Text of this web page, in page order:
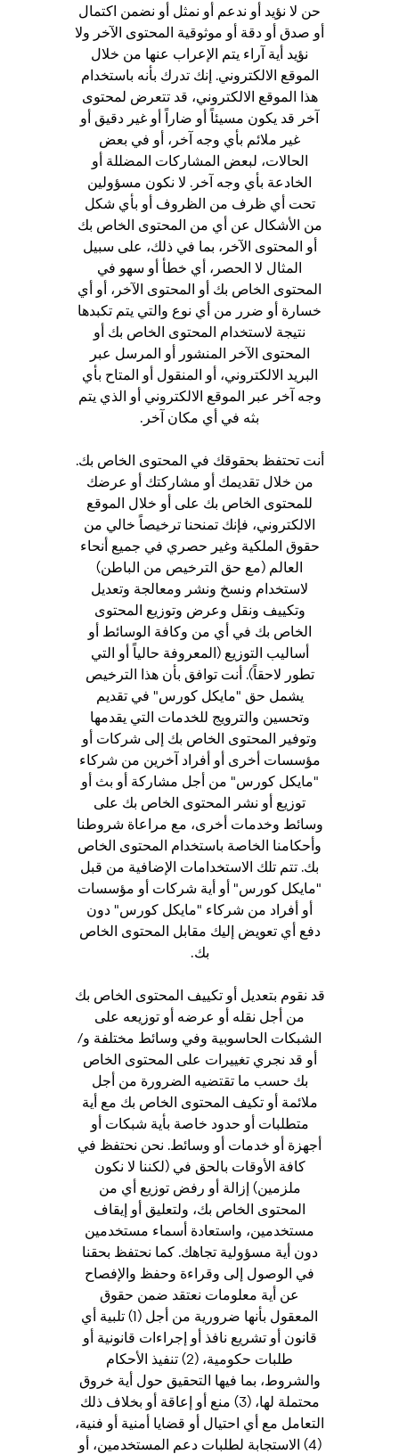
حن لا نؤيد أو ندعم أو نمثل أو نضمن اكتمال
أو صدق أو دقة أو موثوقية المحتوى الآخر ولا
نؤيد أية آراء يتم الإعراب عنها من خلال
الموقع الالكتروني. إنك تدرك بأنه باستخدام
هذا الموقع الالكتروني، قد تتعرض لمحتوى
آخر قد يكون مسيئاً أو ضاراً أو غير دقيق أو
غير ملائم بأي وجه آخر، أو في بعض
الحالات، لبعض المشاركات المضللة أو
الخادعة بأي وجه آخر. لا نكون مسؤولين
تحت أي ظرف من الظروف أو بأي شكل
من الأشكال عن أي من المحتوى الخاص بك
أو المحتوى الآخر، بما في ذلك، على سبيل
المثال لا الحصر، أي خطأ أو سهو في
المحتوى الخاص بك أو المحتوى الآخر، أو أي
خسارة أو ضرر من أي نوع والتي يتم تكبدها
نتيجة لاستخدام المحتوى الخاص بك أو
المحتوى الآخر المنشور أو المرسل عبر
البريد الالكتروني، أو المنقول أو المتاح بأي
وجه آخر عبر الموقع الالكتروني أو الذي يتم
بثه في أي مكان آخر.
أنت تحتفظ بحقوقك في المحتوى الخاص بك.
من خلال تقديمك أو مشاركتك أو عرضك
للمحتوى الخاص بك على أو خلال الموقع
الالكتروني، فإنك تمنحنا ترخيصاً خالي من
حقوق الملكية وغير حصري في جميع أنحاء
العالم (مع حق الترخيص من الباطن)
لاستخدام ونسخ ونشر ومعالجة وتعديل
وتكييف ونقل وعرض وتوزيع المحتوى
الخاص بك في أي من وكافة الوسائط أو
أساليب التوزيع (المعروفة حالياً أو التي
تطور لاحقاً). أنت توافق بأن هذا الترخيص
يشمل حق "مايكل كورس" في تقديم
وتحسين والترويج للخدمات التي يقدمها
وتوفير المحتوى الخاص بك إلى شركات أو
مؤسسات أخرى أو أفراد آخرين من شركاء
"مايكل كورس" من أجل مشاركة أو بث أو
توزيع أو نشر المحتوى الخاص بك على
وسائط وخدمات أخرى، مع مراعاة شروطنا
وأحكامنا الخاصة باستخدام المحتوى الخاص
بك. تتم تلك الاستخدامات الإضافية من قبل
"مايكل كورس" أو أية شركات أو مؤسسات
أو أفراد من شركاء "مايكل كورس" دون
دفع أي تعويض إليك مقابل المحتوى الخاص
بك.
قد نقوم بتعديل أو تكييف المحتوى الخاص بك
من أجل نقله أو عرضه أو توزيعه على
الشبكات الحاسوبية وفي وسائط مختلفة و/
أو قد نجري تغييرات على المحتوى الخاص
بك حسب ما تقتضيه الضرورة من أجل
ملائمة أو تكيف المحتوى الخاص بك مع أية
متطلبات أو حدود خاصة بأية شبكات أو
أجهزة أو خدمات أو وسائط. نحن نحتفظ في
كافة الأوقات بالحق في (لكننا لا نكون
ملزمين) إزالة أو رفض توزيع أي من
المحتوى الخاص بك، ولتعليق أو إيقاف
مستخدمين، واستعادة أسماء مستخدمين
دون أية مسؤولية تجاهك. كما نحتفظ بحقنا
في الوصول إلى وقراءة وحفظ والإفصاح
عن أية معلومات نعتقد ضمن حقوق
المعقول بأنها ضرورية من أجل (1) تلبية أي
قانون أو تشريع نافذ أو إجراءات قانونية أو
طلبات حكومية، (2) تنفيذ الأحكام
والشروط، بما فيها التحقيق حول أية خروق
محتملة لها، (3) منع أو إعاقة أو بخلاف ذلك
التعامل مع أي احتيال أو قضايا أمنية أو فنية،
(4) الاستجابة لطلبات دعم المستخدمين، أو